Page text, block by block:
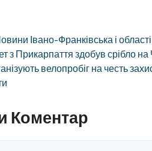
Івано-Франківська і області
з Прикарпаття здобув срібло на
велопробіг на честь
Коментар